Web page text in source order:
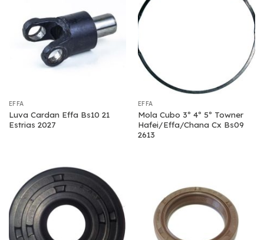
EFFA
Luva Cardan Effa Bs10 21
Estrias 2027
EFFA
Mola Cubo 3º 4º 5º Towner
Hafei/Effa/Chana Cx Bs09
2613